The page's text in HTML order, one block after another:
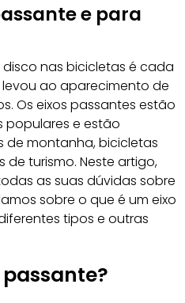
e para
nas bicicletas é cada
ao aparecimento de
Os eixos passantes estão
populares e estão
de montanha, bicicletas
turismo. Neste artigo,
as suas dúvidas sobre
sobre o que é um eixo
tipos e outras